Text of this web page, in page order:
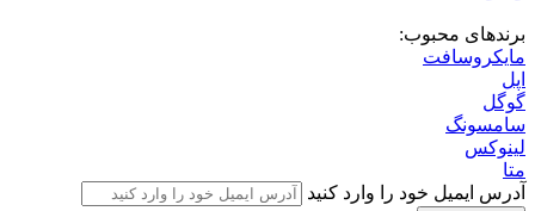
برندهای محبوب:
مایکروسافت
اپل
گوگل
سامسونگ
لینوکس
متا
آدرس ایمیل خود را وارد کنید